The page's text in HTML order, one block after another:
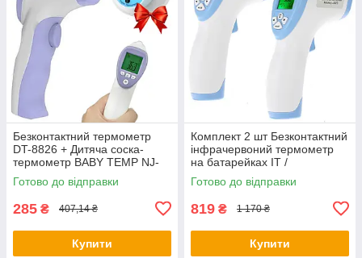
Безконтактний термометр
DT-8826 + Дитяча соска-
термометр BABY TEMP NJ-
347 / Електронний градусник
Готово до відправки
285 ₴ 407,14 ₴
Купити
Комплект 2 шт Безконтактний
інфрачервоний термометр
на батарейках IT /
Електронний дитячий
градусник
Готово до відправки
819 ₴ 1 170 ₴
Купити